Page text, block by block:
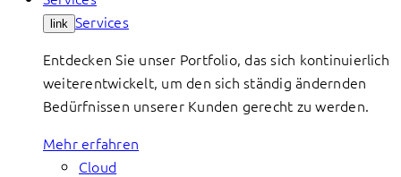
link Services
Entdecken Sie unser Portfolio, das sich kontinuierlich
weiterentwickelt, um den sich ständig ändernden
Bedürfnissen unserer Kunden gerecht zu werden.
Mehr erfahren
Cloud